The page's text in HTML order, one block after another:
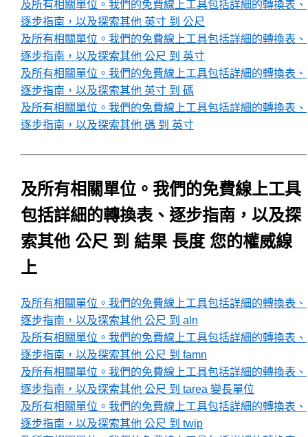
及所有相關單位。我們的免費線上工具包括詳細的轉換表、
逐步指南，以及探索其他 英寸 到 公尺
及所有相關單位。我們的免費線上工具包括詳細的轉換表、
逐步指南，以及探索其他 公尺 到 英寸
及所有相關單位。我們的免費線上工具包括詳細的轉換表、
逐步指南，以及探索其他 英寸 到 碼
及所有相關單位。我們的免費線上工具包括詳細的轉換表、
逐步指南，以及探索其他 碼 到 英寸
及所有相關單位。我們的免費線上工具
包括詳細的轉換表、逐步指南，以及探
索其他 公尺 到 結果 長度 您的權威線
上
及所有相關單位。我們的免費線上工具包括詳細的轉換表、
逐步指南，以及探索其他 公尺 到 aln
及所有相關單位。我們的免費線上工具包括詳細的轉換表、
逐步指南，以及探索其他 公尺 到 famn
及所有相關單位。我們的免費線上工具包括詳細的轉換表、
逐步指南，以及探索其他 公尺 到 tarea 變長單位
及所有相關單位。我們的免費線上工具包括詳細的轉換表、
逐步指南，以及探索其他 公尺 到 twip